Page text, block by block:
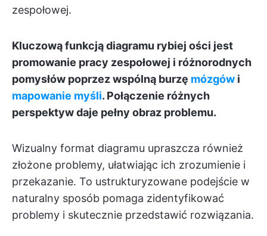
zespołowej.
Kluczową funkcją diagramu rybiej ości jest
promowanie pracy zespołowej i różnorodnych
pomysłów poprzez wspólną burzę mózgów i
mapowanie myśli. Połączenie różnych
perspektyw daje pełny obraz problemu.
Wizualny format diagramu upraszcza również
złożone problemy, ułatwiając ich zrozumienie i
przekazanie. To ustrukturyzowane podejście w
naturalny sposób pomaga zidentyfikować
problemy i skutecznie przedstawić rozwiązania.